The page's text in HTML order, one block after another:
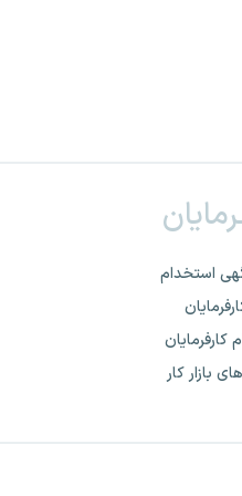
استخدام
کارفرمایان
بازار کار